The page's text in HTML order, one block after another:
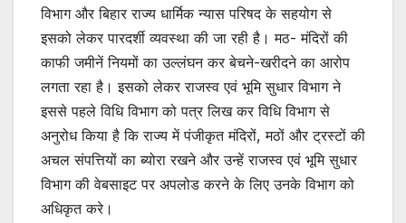
विभाग और बिहार राज्य धार्मिक न्यास परिषद के सहयोग से
इसको लेकर पारदर्शी व्यवस्था की जा रही है। मठ- मंदिरों की
काफी जमीनें नियमों का उल्लंघन कर बेचने-खरीदने का आरोप
लगता रहा है। इसको लेकर राजस्व एवं भूमि सुधार विभाग ने
इससे पहले विधि विभाग को पत्र लिख कर विधि विभाग से
अनुरोध किया है कि राज्य में पंजीकृत मंदिरों, मठों और ट्रस्टों की
अचल संपत्तियों का ब्योरा रखने और उन्हें राजस्व एवं भूमि सुधार
विभाग की वेबसाइट पर अपलोड करने के लिए उनके विभाग को
अधिकृत करे।